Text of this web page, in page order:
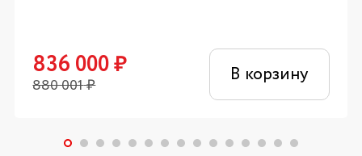
836 000₽
880 001₽ В корзину